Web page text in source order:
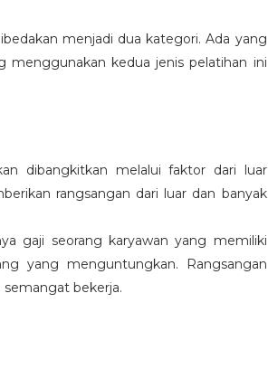
menjadi dua kategori. Ada yang
menggunakan kedua jenis pelatihan ini
dibangkitkan melalui faktor dari luar
rangsangan dari luar dan banyak
gaji seorang karyawan yang memiliki
yang menguntungkan. Rangsangan
bekerja.